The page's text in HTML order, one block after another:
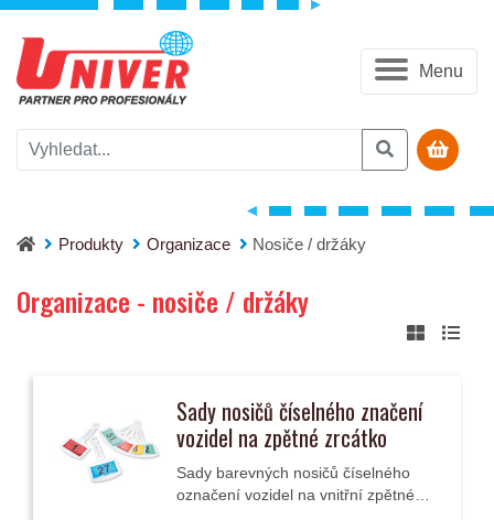
Menu
Produkty Organizace Nosiče / držáky
Organizace - nosiče / držáky
Sady nosičů číselného značení
vozidel na zpětné zrcátko
Sady barevných nosičů číselného
označení vozidel na vnitřní zpětné